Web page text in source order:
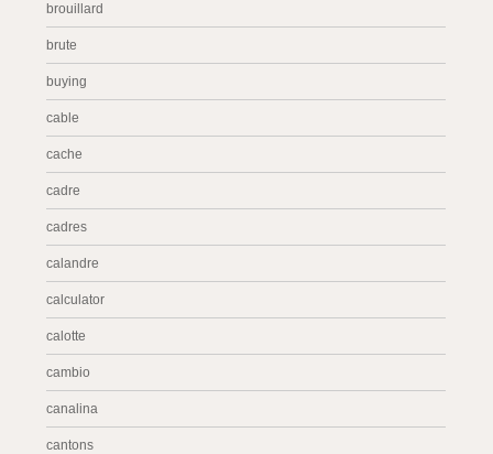
brouillard
brute
buying
cable
cache
cadre
cadres
calandre
calculator
calotte
cambio
canalina
cantons